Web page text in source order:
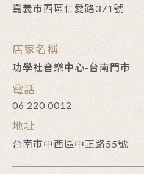
嘉義市西區仁愛路371號
店家名稱
功學社音樂中心-台南門市
電話
06 220 0012
地址
台南市中西區中正路55號